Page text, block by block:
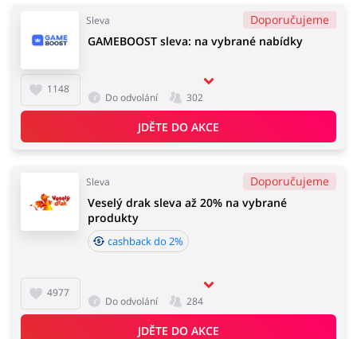
Sleva Doporučujeme
1148
GAMEBOOST sleva: na vybrané nabídky
Do odvolání 302
JDĚTE DO AKCE
Sleva Doporučujeme
4977
Veselý drak sleva až 20% na vybrané
produkty
cashback do 2%
Do odvolání 284
JDĚTE DO AKCE